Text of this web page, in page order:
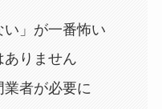
」が一番怖い
ありません
者が必要に